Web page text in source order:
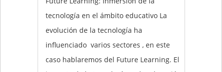
tecnología en el ámbito educativo La
evolución de la tecnología ha
influenciado varios sectores , en este
caso hablaremos del Future Learning. El